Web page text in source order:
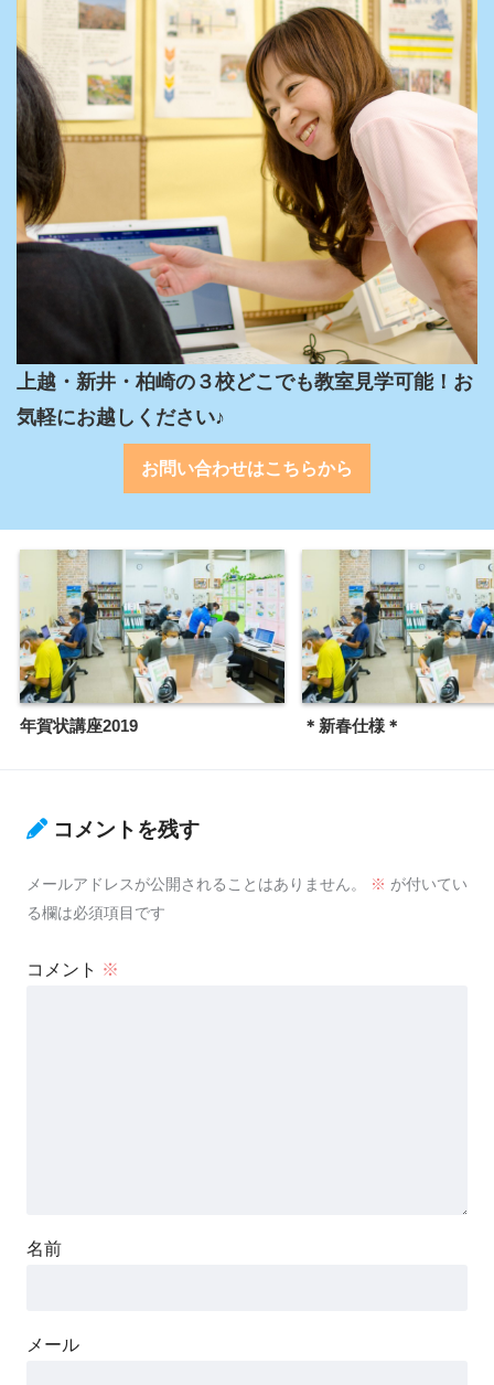
上越・新井・柏崎の３校どこでも教室見学可能！お
気軽にお越しください♪
お問い合わせはこちらから
年賀状講座2019 ＊新春仕様＊
コメントを残す
メールアドレスが公開されることはありません。 ※ が付いてい
る欄は必須項目です
コメント ※
名前
メール